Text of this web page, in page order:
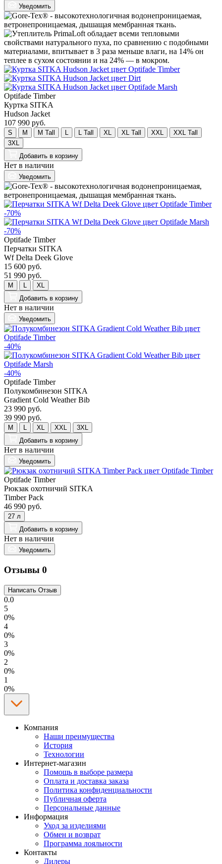
Уведомить
Optifade Timber
Куртка SITKA
Hudson Jacket
107 990 руб.
S M M Tall L L Tall XL XL Tall XXL
XXL Tall
3XL
Добавить в корзину
Нет в наличии
Уведомить
-70%
-70%
Optifade Timber
Перчатки SITKA
Wf Delta Deek Glove
15 600 руб.
51 990 руб.
M L
XL
Добавить в корзину
Нет в наличии
Уведомить
-40%
-40%
Optifade Timber
Полукомбинезон SITKA
Gradient Cold Weather Bib
23 990 руб.
39 990 руб.
M L XL XXL
3XL
Добавить в корзину
Нет в наличии
Уведомить
Optifade Timber
Рюкзак охотничий SITKA
Timber Pack
46 990 руб.
27 л
Добавить в корзину
Нет в наличии
Уведомить
Отзывы 0
0.0
5
0%
4
0%
3
0%
2
0%
1
0%
Компания
Наши преимущества
История
Технологии
Интернет-магазин
Помощь в выборе размера
Оплата и доставка заказа
Политика конфиденциальности
Публичная оферта
Персональные данные
Информация
Уход за изделиями
Обмен и возврат
Программа лояльности
Контакты
Дилеры